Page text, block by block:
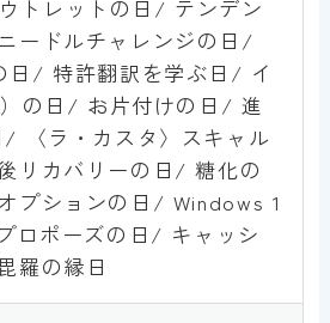
トレットの日/ テンデン
ードルチャレンジの日/
日/ 特許翻訳を学ぶ日/ イ
の日/ お片付けの日/ 進
/ 〈ラ・カスタ〉スキャル
リカバリーの日/ 糖化の
プションの日/ Windows 1
ロポーズの日/ キャッシ
羅の縁日